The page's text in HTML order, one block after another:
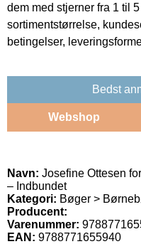
dem med stjerner fra 1 til
sortimentstørrelse,
betingelser,
Bedst
Webshop
Navn: Josefine Ottesen
– Indbundet
Kategori: Bøger >
Producent:
Varenummer:
EAN: 9788771655940